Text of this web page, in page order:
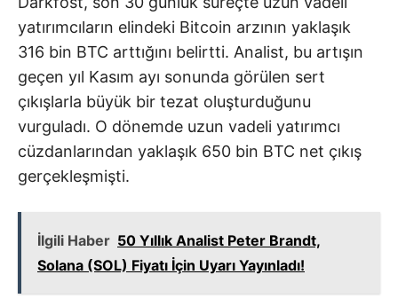
yatırımcıların elindeki Bitcoin arzının yaklaşık
316 bin BTC arttığını belirtti. Analist, bu artışın
geçen yıl Kasım ayı sonunda görülen sert
çıkışlarla büyük bir tezat oluşturduğunu
vurguladı. O dönemde uzun vadeli yatırımcı
cüzdanlarından yaklaşık 650 bin BTC net çıkış
gerçekleşmişti.
İlgili Haber 50 Yıllık Analist Peter Brandt,
Solana (SOL) Fiyatı İçin Uyarı Yayınladı!